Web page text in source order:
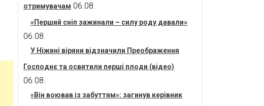
отримувачам 06.08.
«Перший сніп зажинали – силу роду давали»
06.08.
У Ніжині віряни відзначили Преображення
Господнє та освятили перші плоди (відео)
06.08.
«Він воював із забуттям»: загинув керівник